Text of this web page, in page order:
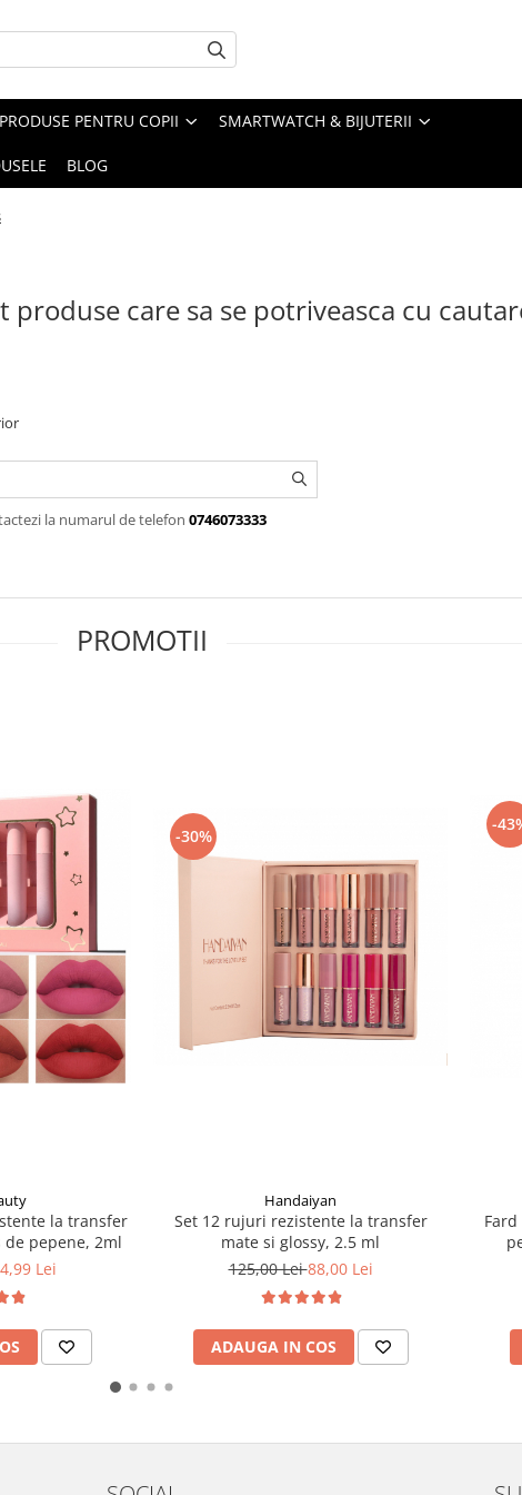
PRODUSE PENTRU COPII SMARTWATCH & BIJUTERII
BLOG
produse care sa se potriveasca cu
la numarul de telefon 0746073333
PROMOTII
la transfer
pepene, 2ml
Lei
-30%
Handaiyan
Set 12 rujuri rezistente la transfer
mate si glossy, 2.5 ml
125,00 Lei88,00 Lei
ADAUGA IN COS
-